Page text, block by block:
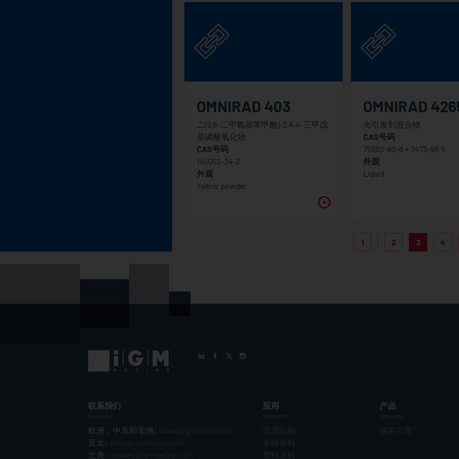
OMNIRAD 403
二(2,6-二甲氧基苯甲酰)-2,4,4-三甲戊
基磷酸氧化物
CAS号码
145052-34-2
外观
Yellow powder
OMNIRAD
光引发剂混合物
CAS号码
75980-60-8 + 7473-98-5
外观
Liquid
1 2 3 4
联系我们
欧洲，中东和非洲:
亚太:
北美:
应用 产品